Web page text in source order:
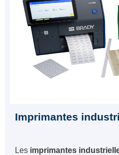
Imprimantes
Les imprimantes